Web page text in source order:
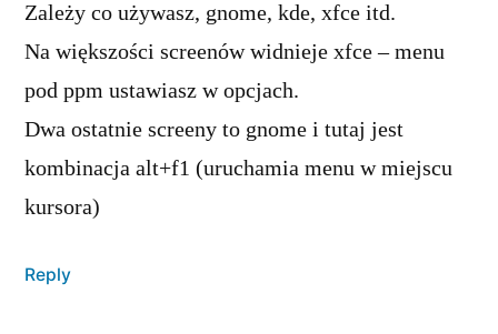
Zależy co używasz, gnome, kde, xfce itd.
Na większości screenów widnieje xfce – menu
pod ppm ustawiasz w opcjach.
Dwa ostatnie screeny to gnome i tutaj jest
kombinacja alt+f1 (uruchamia menu w miejscu
kursora)
Reply